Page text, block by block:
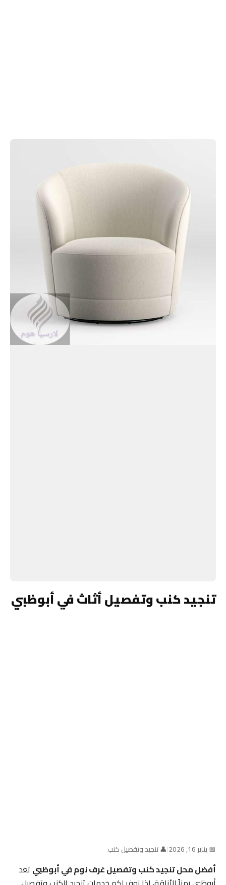
تنجيد كنب وتفصيل أثاث في أبوظبي
📅 يناير 16, 2026 |👤 تنجيد وتفصيل كنب
أفضل محل تنجيد كنب وتفصيل غرف نوم في أبوظبيتعد